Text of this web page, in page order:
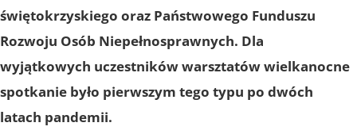
świętokrzyskiego oraz Państwowego Funduszu
Rozwoju Osób Niepełnosprawnych. Dla
wyjątkowych uczestników warsztatów wielkanocne
spotkanie było pierwszym tego typu po dwóch
latach pandemii.